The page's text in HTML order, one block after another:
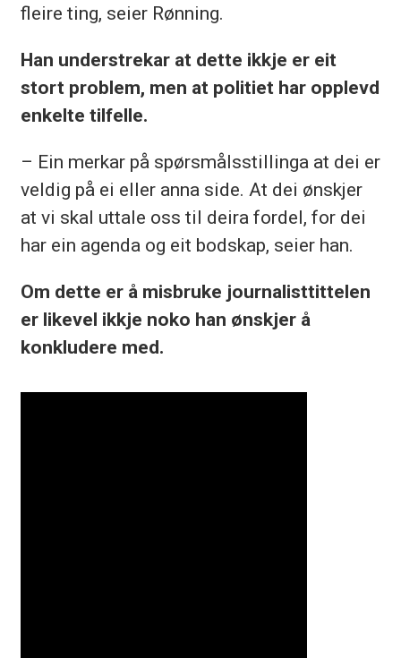
fleire ting, seier Rønning.
Han understrekar at dette ikkje er eit
stort problem, men at politiet har opplevd
enkelte tilfelle.
– Ein merkar på spørsmålsstillinga at dei er
veldig på ei eller anna side. At dei ønskjer
at vi skal uttale oss til deira fordel, for dei
har ein agenda og eit bodskap, seier han.
Om dette er å misbruke journalisttittelen
er likevel ikkje noko han ønskjer å
konkludere med.